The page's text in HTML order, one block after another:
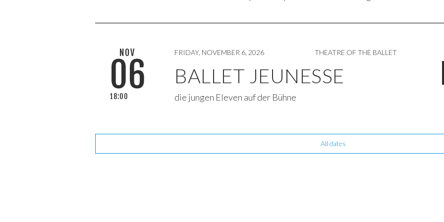
18:00
06
FRIDAY, NOVEMBER 6, 2026
BALLET JEUNESSE
THEATRE OF THE BALLET
die jungen Eleven auf der Bühne
NOV
All dates